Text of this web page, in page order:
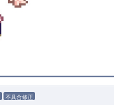
不具合修正